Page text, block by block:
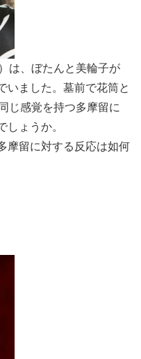
は、ぼたんと美輪子が
いました。墓前で花筒と
じ感覚を持つ多摩留に
しょうか。
摩留に対する反応は如何